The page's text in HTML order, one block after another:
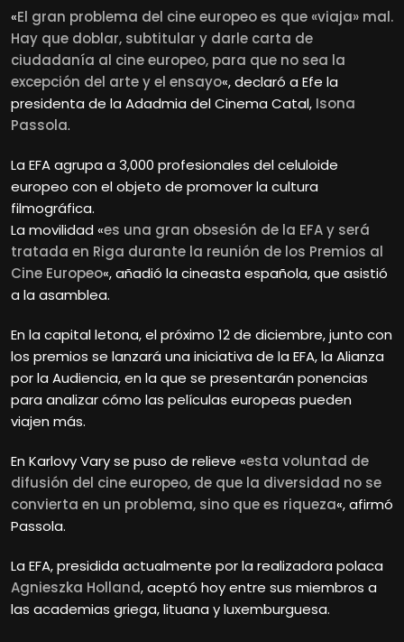
«El gran problema del cine europeo es que «viaja» mal.
Hay que doblar, subtitular y darle carta de
ciudadanía al cine europeo, para que no sea la
excepción del arte y el ensayo«, declaró a Efe la
presidenta de la Adadmia del Cinema Catal, Isona
Passola.
La EFA agrupa a 3,000 profesionales del celuloide
europeo con el objeto de promover la cultura
filmográfica.
La movilidad «es una gran obsesión de la EFA y será
tratada en Riga durante la reunión de los Premios al
Cine Europeo«, añadió la cineasta española, que asistió
a la asamblea.
En la capital letona, el próximo 12 de diciembre, junto con
los premios se lanzará una iniciativa de la EFA, la Alianza
por la Audiencia, en la que se presentarán ponencias
para analizar cómo las películas europeas pueden
viajen más.
En Karlovy Vary se puso de relieve «esta voluntad de
difusión del cine europeo, de que la diversidad no se
convierta en un problema, sino que es riqueza«, afirmó
Passola.
La EFA, presidida actualmente por la realizadora polaca
Agnieszka Holland, aceptó hoy entre sus miembros a
las academias griega, lituana y luxemburguesa.